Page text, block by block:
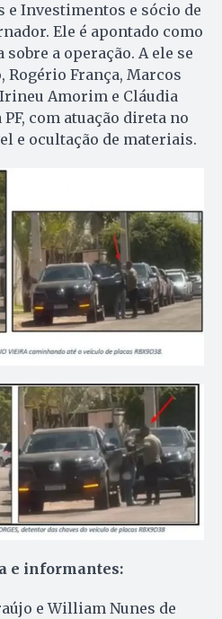
e Investimentos e sócio de
Ele é apontado como
a operação. A ele se
Rogério França, Marcos
Amorim e Cláudia
com atuação direta no
e ocultação de materiais.
e informantes:
e William Nunes de